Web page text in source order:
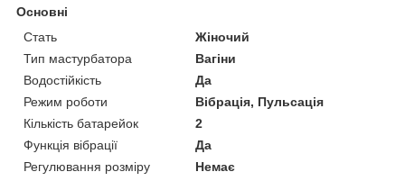
Основні
Стать
Жіночий
Тип мастурбатора
Вагіни
Водостійкість
Да
Режим роботи
Вібрація, Пульсація
Кількість батарейок
2
Функція вібрації
Да
Регулювання розміру
Немає